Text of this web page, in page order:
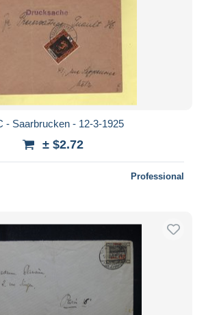
- Saarbrucken - 12-3-1925
± $2.72
Professional